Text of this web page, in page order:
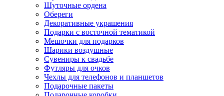
Шуточные ордена
Обереги
Декоративные украшения
Подарки с восточной тематикой
Мешочки для подарков
Шарики воздушные
Сувениры к свадьбе
Футляры для очков
Чехлы для телефонов и планшетов
Подарочные пакеты